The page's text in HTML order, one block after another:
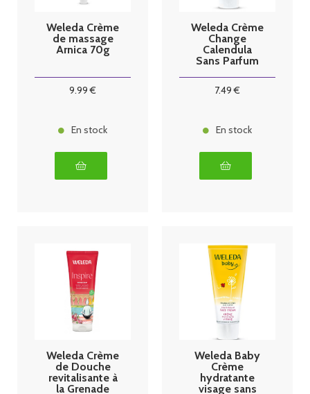
Weleda Crème
de massage
Arnica 70g
9.99 €
En stock
Weleda Crème
Change
Calendula
Sans Parfum
7.49 €
En stock
Weleda Crème
de Douche
revitalisante à
la Grenade
Weleda Baby
Crème
hydratante
visage sans